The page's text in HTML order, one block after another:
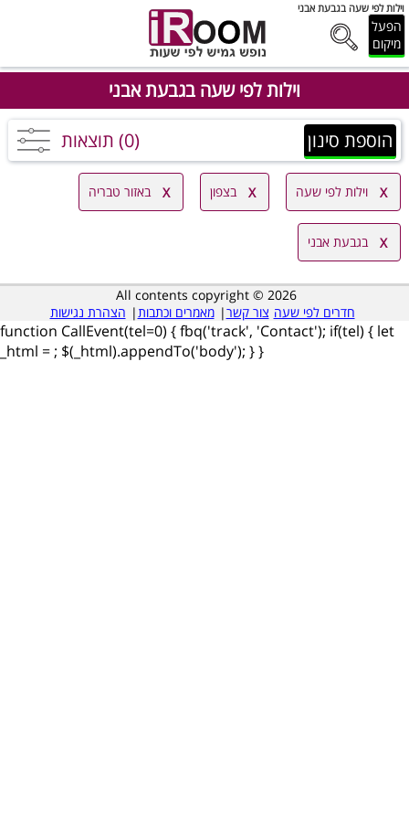
וילות לפי שעה בגבעת אבני
הפעל
מיקום
וילות לפי שעה בגבעת אבני
הוספת סינון (0) תוצאות
וילות לפי שעה בצפון באזור טבריה
בגבעת אבני
All contents copyright © 2026
חדרים לפי שעה צור קשר| מאמרים וכתבות| הצהרת נגישות
function CallEvent(tel=0) { fbq('track', 'Contact'); if(tel) { let
_html = ; $(_html).appendTo('body'); } }